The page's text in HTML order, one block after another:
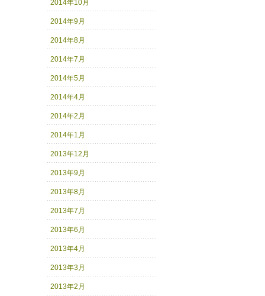
2014年10月
2014年9月
2014年8月
2014年7月
2014年5月
2014年4月
2014年2月
2014年1月
2013年12月
2013年9月
2013年8月
2013年7月
2013年6月
2013年4月
2013年3月
2013年2月